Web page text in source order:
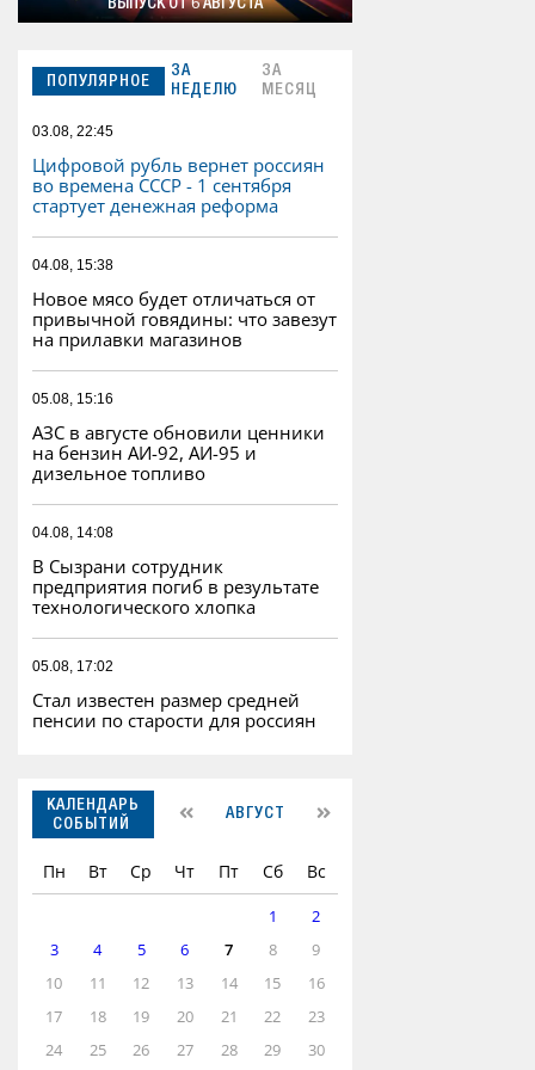
ВЫПУСК ОТ 6 АВГУСТА
ПОПУЛЯРНОЕ
ЗА
НЕДЕЛЮ
ЗА
МЕСЯЦ
03.08, 22:45
Цифровой рубль вернет россиян
во времена СССР - 1 сентября
стартует денежная реформа
04.08, 15:38
Новое мясо будет отличаться от
привычной говядины: что завезут
на прилавки магазинов
05.08, 15:16
АЗС в августе обновили ценники
на бензин АИ-92, АИ-95 и
дизельное топливо
04.08, 14:08
В Сызрани сотрудник
предприятия погиб в результате
технологического хлопка
05.08, 17:02
Стал известен размер средней
пенсии по старости для россиян
КАЛЕНДАРЬ
СОБЫТИЙ
АВГУСТ
Пн Вт Ср Чт Пт Сб Вс
1
2
3
4 5 6 7 8
9
10
11 12 13 14 15
16
17
18 19 20 21 22
23
24
25 26 27 28 29 30